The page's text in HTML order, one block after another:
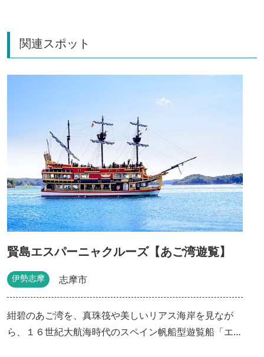
関連スポット
賢島エスパーニャクルーズ【あご湾遊覧】
伊勢志摩 志摩市
紺碧のあご湾を、真珠筏や美しいリアス海岸を見なが
ら、１６世紀大航海時代のスペイン帆船型遊覧船「エス